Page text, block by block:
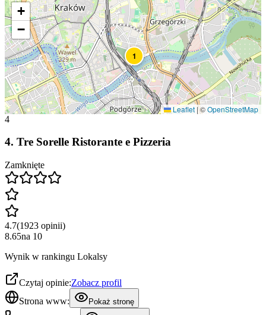
1
+
−
Leaflet |©OpenStreetMap
4
4. Tre Sorelle Ristorante e Pizzeria
Zamknięte
4.7(1923 opinii)
8.65na 10
Wynik w rankingu Lokalsy
Czytaj opinie:Zobacz profil
Strona www:
Pokaż stronę